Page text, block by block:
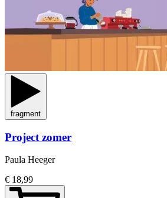
fragment
Project zomer
Paula Heeger
€ 18,99